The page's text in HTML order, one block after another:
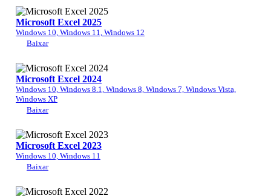
Microsoft Excel 2025
Windows 10, Windows 11, Windows 12
Baixar
Microsoft Excel 2024
Windows 10, Windows 8.1, Windows 8, Windows 7, Windows Vista,
Windows XP
Baixar
Microsoft Excel 2023
Windows 10, Windows 11
Baixar